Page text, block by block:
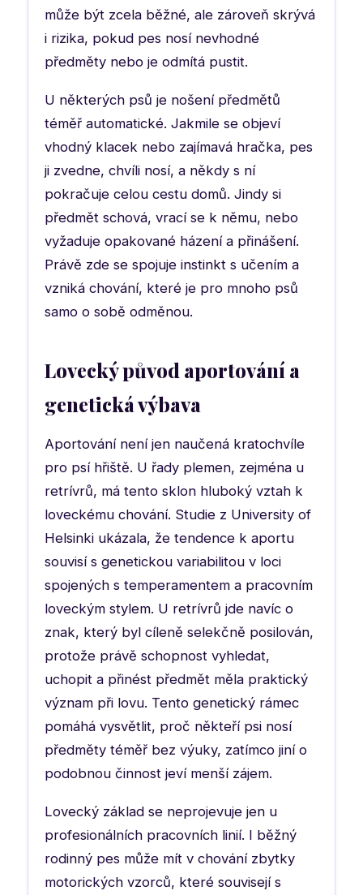
může být zcela běžné, ale zároveň skrývá
i rizika, pokud pes nosí nevhodné
předměty nebo je odmítá pustit.
U některých psů je nošení předmětů
téměř automatické. Jakmile se objeví
vhodný klacek nebo zajímavá hračka, pes
ji zvedne, chvíli nosí, a někdy s ní
pokračuje celou cestu domů. Jindy si
předmět schová, vrací se k němu, nebo
vyžaduje opakované házení a přinášení.
Právě zde se spojuje instinkt s učením a
vzniká chování, které je pro mnoho psů
samo o sobě odměnou.
Lovecký původ aportování a
genetická výbava
Aportování není jen naučená kratochvíle
pro psí hřiště. U řady plemen, zejména u
retrívrů, má tento sklon hluboký vztah k
loveckému chování. Studie z University of
Helsinki ukázala, že tendence k aportu
souvisí s genetickou variabilitou v loci
spojených s temperamentem a pracovním
loveckým stylem. U retrívrů jde navíc o
znak, který byl cíleně selekčně posilován,
protože právě schopnost vyhledat,
uchopit a přinést předmět měla praktický
význam při lovu. Tento genetický rámec
pomáhá vysvětlit, proč někteří psi nosí
předměty téměř bez výuky, zatímco jiní o
podobnou činnost jeví menší zájem.
Lovecký základ se neprojevuje jen u
profesionálních pracovních linií. I běžný
rodinný pes může mít v chování zbytky
motorických vzorců, které souvisejí s